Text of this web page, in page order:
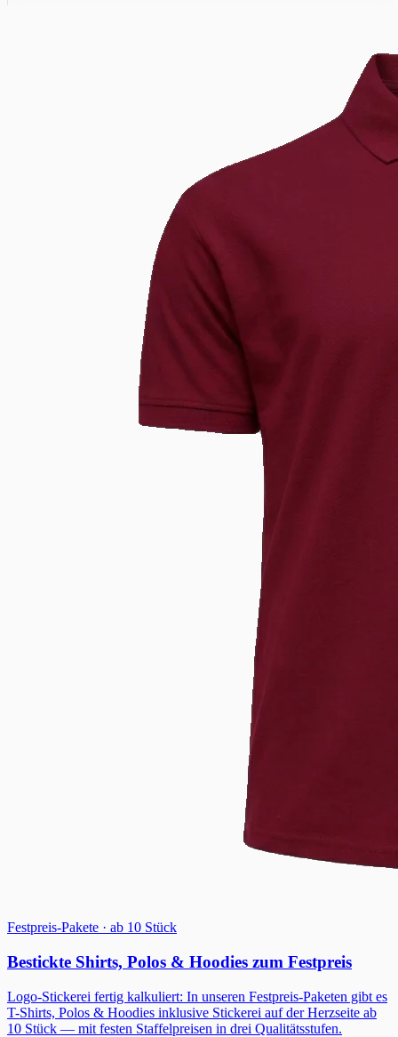
Festpreis-Pakete · ab 10 Stück
Bestickte Shirts, Polos & Hoodies zum Festpreis
Logo-Stickerei fertig kalkuliert: In unseren Festpreis-Paketen gibt es
T-Shirts, Polos & Hoodies inklusive Stickerei auf der Herzseite ab
10 Stück — mit festen Staffelpreisen in drei Qualitätsstufen.